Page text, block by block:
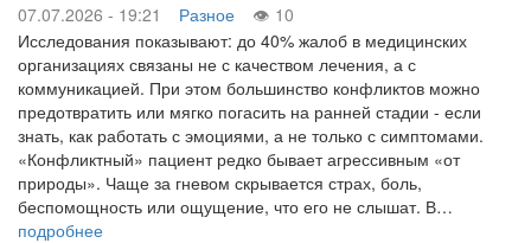
07.07.2026 - 19:21 Разное
10
Исследования показывают: до 40% жалоб в медицинских
организациях связаны не с качеством лечения, а с
коммуникацией. При этом большинство конфликтов можно
предотвратить или мягко погасить на ранней стадии - если
знать, как работать с эмоциями, а не только с симптомами.
«Конфликтный» пациент редко бывает агрессивным «от
природы». Чаще за гневом скрывается страх, боль,
беспомощность или ощущение, что его не слышат. В…
подробнее